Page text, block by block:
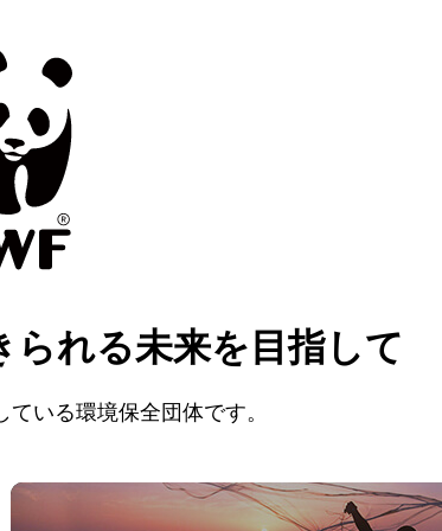
られる未来を目指して
ている環境保全団体です。